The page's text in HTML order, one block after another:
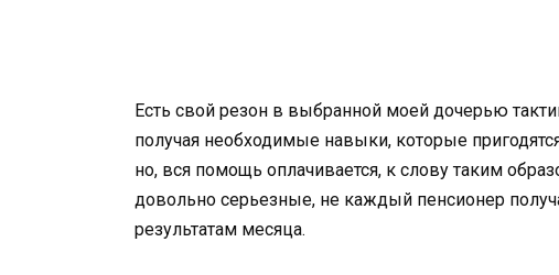
Есть свой резон в выбранной моей дочерью
получая необходимые навыки, которые
но, вся помощь оплачивается, к слову таким
довольно серьезные, не каждый пенсионер
результатам месяца.